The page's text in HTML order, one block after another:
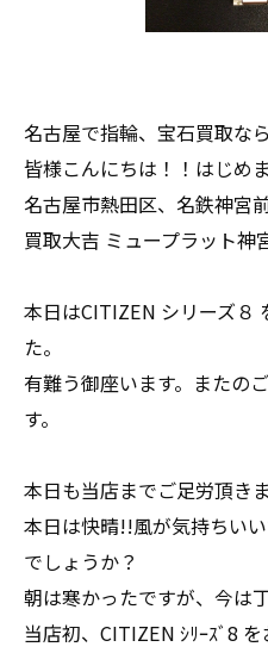
名古屋で指輪、宝石買取な
皆様こんにちは！！はじめま
名古屋市熱田区、名鉄神宮
買取大吉 ミュープラット神
本日はCITIZEN シリーズ８
た。
有難う御座います。またの
す。
本日も当店までご足労頂き
本日は快晴!!風が気持ちい
でしょうか？
朝は寒かったですが、今は
当店初、CITIZEN ｼﾘｰｽﾞ8